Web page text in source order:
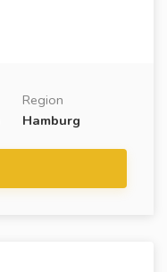
Region
Hamburg